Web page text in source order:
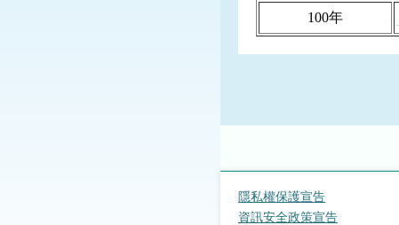
100年
隱私權保護宣告
資訊安全政策宣告